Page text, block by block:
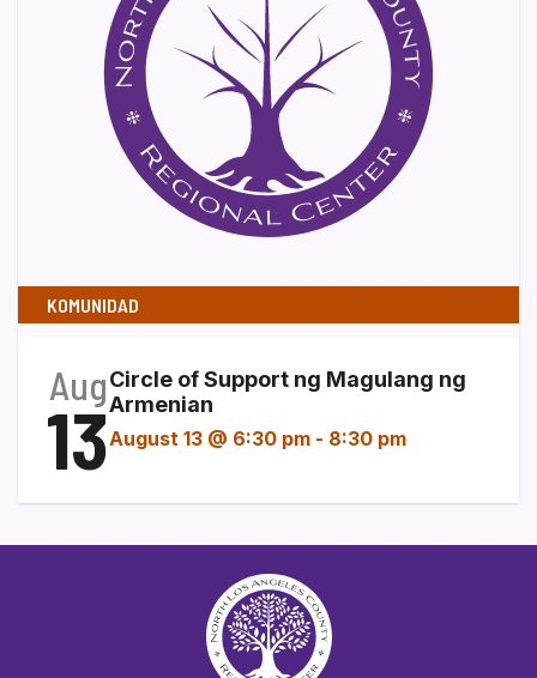
KOMUNIDAD
Aug
13
Circle of Support ng Magulang ng
Armenian
August 13 @ 6:30 pm - 8:30 pm